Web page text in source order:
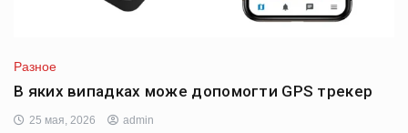
Разное
В яких випадках може допомогти GPS трекер
25 мая, 2026 admin